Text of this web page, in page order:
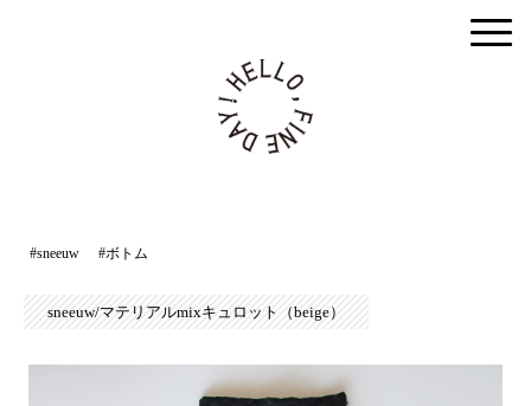
#sneeuw #ボトム
sneeuw/マテリアルmixキュロット（beige）